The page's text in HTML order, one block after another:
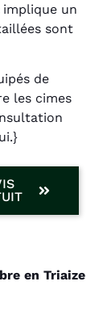
implique un
sont
de
les cimes
en Triaize